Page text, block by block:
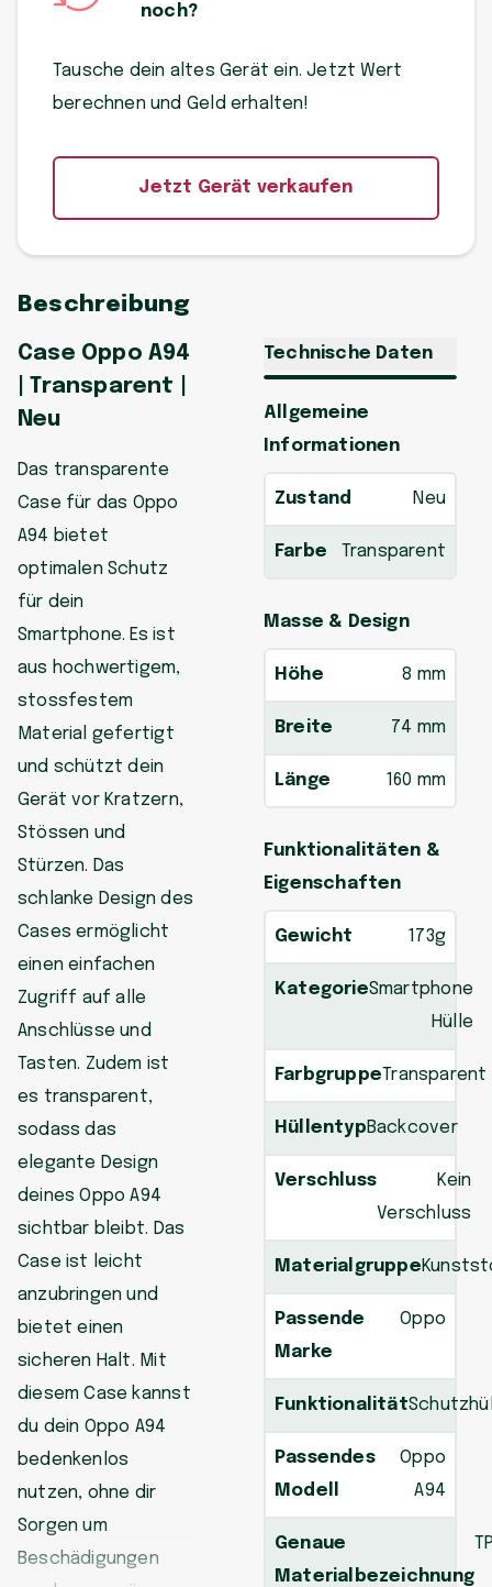
noch?
Tausche dein altes Gerät ein. Jetzt Wert
berechnen und Geld erhalten!
Jetzt Gerät verkaufen
Beschreibung
Case Oppo A94
| Transparent |
Neu
Das transparente
Case für das Oppo
A94 bietet
optimalen Schutz
für dein
Smartphone. Es ist
aus hochwertigem,
stossfestem
Material gefertigt
und schützt dein
Gerät vor Kratzern,
Stössen und
Stürzen. Das
schlanke Design des
Cases ermöglicht
einen einfachen
Zugriff auf alle
Anschlüsse und
Tasten. Zudem ist
es transparent,
sodass das
elegante Design
deines Oppo A94
sichtbar bleibt. Das
Case ist leicht
anzubringen und
bietet einen
sicheren Halt. Mit
diesem Case kannst
du dein Oppo A94
bedenkenlos
nutzen, ohne dir
Sorgen um
Beschädigungen
Technische Daten
Allgemeine
Informationen
Zustand Neu
Farbe Transparent
Masse & Design
Höhe 8 mm
Breite 74 mm
Länge 160 mm
Funktionalitäten &
Eigenschaften
Gewicht 173g
KategorieSmartphone
Hülle
FarbgruppeTransparent
HüllentypBackcover
Verschluss
Kein
Verschluss
Materialgruppe
Passende
Marke
Oppo
Funktionalität
Passendes
Modell
Oppo
A94
Genaue
Materialbezeichnung